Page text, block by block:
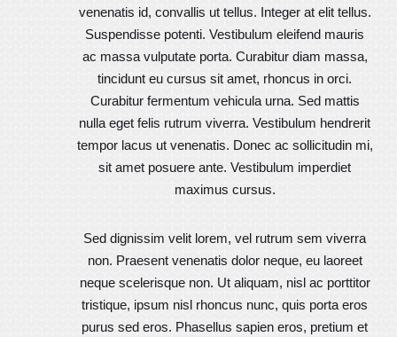
venenatis id, convallis ut tellus. Integer at elit tellus.
Suspendisse potenti. Vestibulum eleifend mauris
ac massa vulputate porta. Curabitur diam massa,
tincidunt eu cursus sit amet, rhoncus in orci.
Curabitur fermentum vehicula urna. Sed mattis
nulla eget felis rutrum viverra. Vestibulum hendrerit
tempor lacus ut venenatis. Donec ac sollicitudin mi,
sit amet posuere ante. Vestibulum imperdiet
maximus cursus.
Sed dignissim velit lorem, vel rutrum sem viverra
non. Praesent venenatis dolor neque, eu laoreet
neque scelerisque non. Ut aliquam, nisl ac porttitor
tristique, ipsum nisl rhoncus nunc, quis porta eros
purus sed eros. Phasellus sapien eros, pretium et